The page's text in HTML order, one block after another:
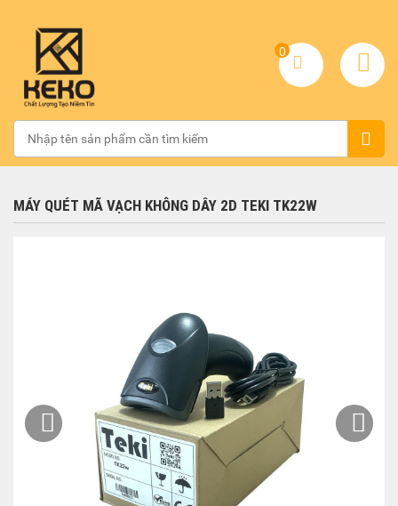
0
MÁY QUÉT MÃ VẠCH KHÔNG DÂY 2D TEKI TK22W